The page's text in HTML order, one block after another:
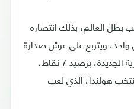
العالم، بذلك انتصاره
واحد، ويتربع على عرش صدارة
المجموعة الأولى للبطولة القارية الجديدة، برصيد 7 نقاط،
هولندا، الذي لعب